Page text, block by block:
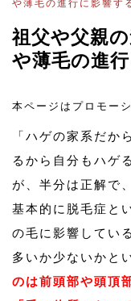
や薄毛の進行に影響す
祖父や父親
や薄毛の進
本ページはプロモー
「ハゲの家系だか
るから自分もハゲ
が、半分は正解で
基本的に脱毛症と
の毛に影響してい
多いか少ないかと
のは前頭部や頭頂